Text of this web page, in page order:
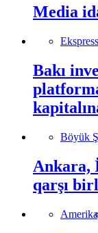
Media
Bakı
Böyük
Ankara,
qarşı